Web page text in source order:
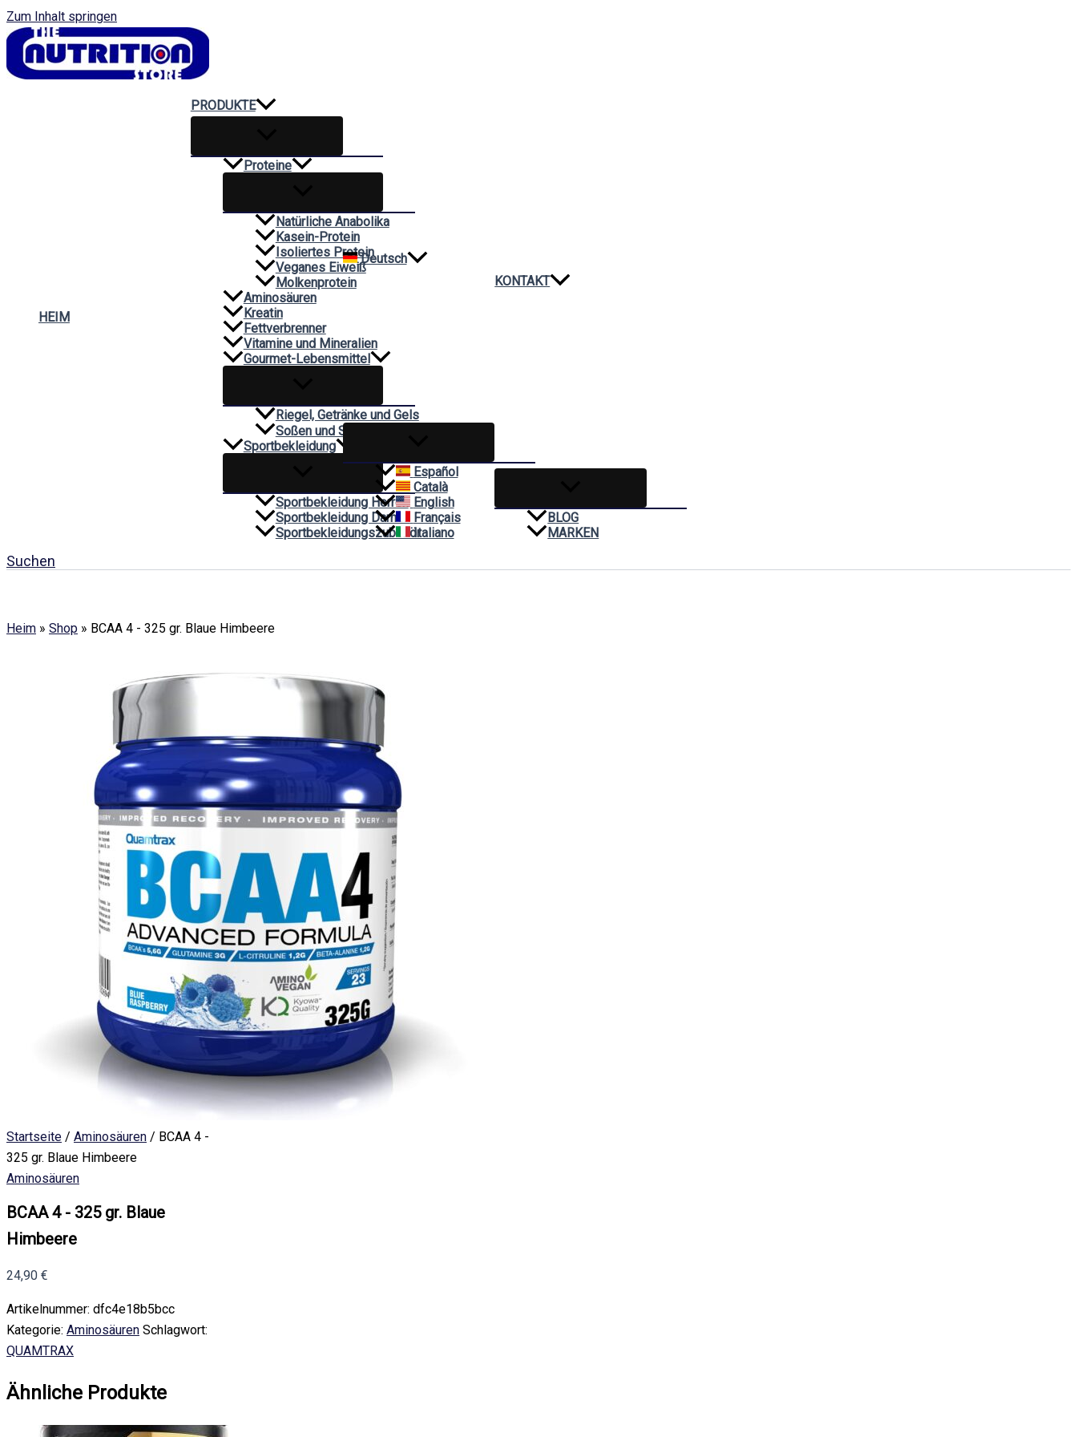
Zum Inhalt springen
HEIM
PRODUKTE
Proteine
Natürliche Anabolika
Kasein-Protein
Isoliertes Protein
Veganes Eiweiß
Molkenprotein
Aminosäuren
Kreatin
Fettverbrenner
Vitamine und Mineralien
Gourmet-Lebensmittel
Riegel, Getränke und Gels
Soßen und Sahnen
Sportbekleidung
Sportbekleidung Herren
Sportbekleidung Damen
Sportbekleidungszubehör
Deutsch
Español
Català
English
Français
Italiano
KONTAKT
BLOG
MARKEN
Suchen
Heim » Shop » BCAA 4 - 325 gr. Blaue Himbeere
Startseite / Aminosäuren / BCAA 4 -
325 gr. Blaue Himbeere
Aminosäuren
BCAA 4 - 325 gr. Blaue
Himbeere
24,90 €
Artikelnummer: dfc4e18b5bcc
Kategorie: Aminosäuren Schlagwort:
QUAMTRAX
Ähnliche Produkte